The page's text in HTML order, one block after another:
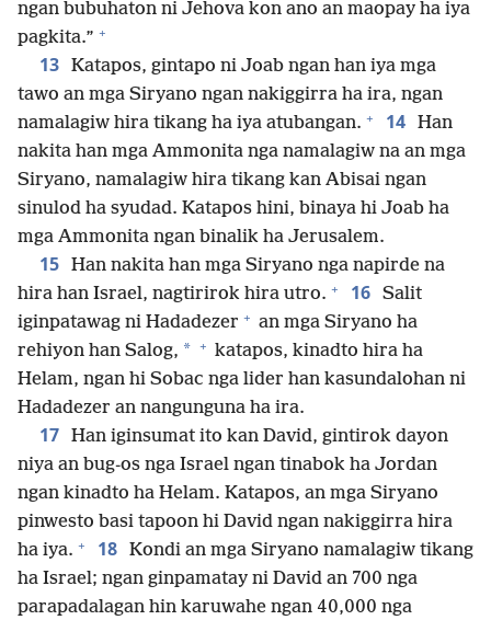
ngan bubuhaton ni Jehova kon ano an maopay ha iya
pagkita.” +
13 Katapos, gintapo ni Joab ngan han iya mga
tawo an mga Siryano ngan nakiggirra ha ira, ngan
namalagiw hira tikang ha iya atubangan. + 14 Han
nakita han mga Ammonita nga namalagiw na an mga
Siryano, namalagiw hira tikang kan Abisai ngan
sinulod ha syudad. Katapos hini, binaya hi Joab ha
mga Ammonita ngan binalik ha Jerusalem.
15 Han nakita han mga Siryano nga napirde na
hira han Israel, nagtirirok hira utro. + 16 Salit
iginpatawag ni Hadadezer + an mga Siryano ha
rehiyon han Salog, * + katapos, kinadto hira ha
Helam, ngan hi Sobac nga lider han kasundalohan ni
Hadadezer an nangunguna ha ira.
17 Han iginsumat ito kan David, gintirok dayon
niya an bug-os nga Israel ngan tinabok ha Jordan
ngan kinadto ha Helam. Katapos, an mga Siryano
pinwesto basi tapoon hi David ngan nakiggirra hira
ha iya. + 18 Kondi an mga Siryano namalagiw tikang
ha Israel; ngan ginpamatay ni David an 700 nga
parapadalagan hin karuwahe ngan 40,000 nga